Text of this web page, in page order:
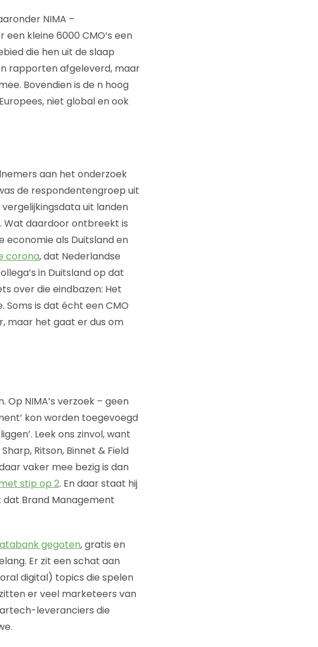
NIMA –
kleine 6000 CMO’s een
die hen uit de slaap
rapporten afgeleverd, maar
Bovendien is de n hoog
niet global en ook
aan het onderzoek
de respondentengroep uit
uit landen
Wat daardoor ontbreekt is
economie als Duitsland en
corona, dat Nederlandse
in Duitsland op dat
over die eindbazen: Het
is dat écht een CMO
maar het gaat er dus om
NIMA’s verzoek – geen
kon worden toegevoegd
Leek ons zinvol, want
Ritson, Binnet & Field
vaker mee bezig is dan
stip op 2. En daar staat hij
dat Brand Management
gegoten, gratis en
Er zit een schat aan
digital) topics die spelen
er veel marketeers van
leveranciers die